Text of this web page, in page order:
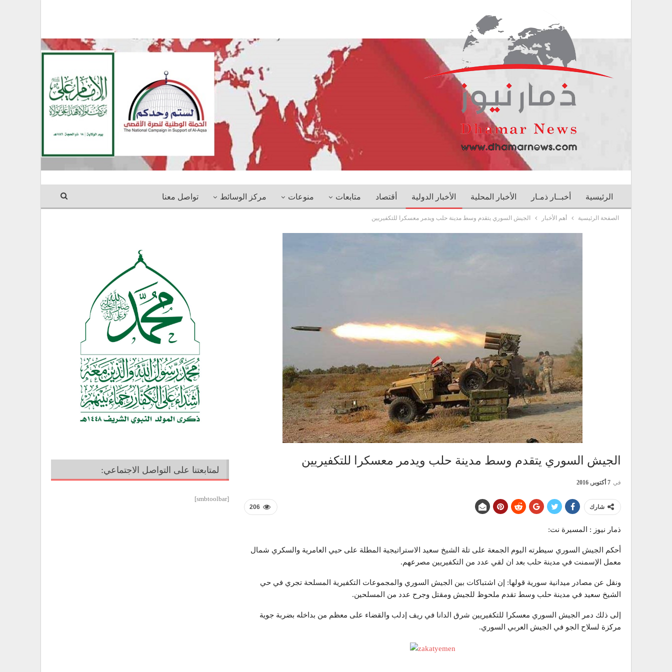
الرئيسية أخبــار ذمـار الأخبار المحلية الأخبار الدولية أقتصاد متابعات منوعات مركز الوسائط تواصل معنا
الصفحة الرئيسية أهم الأخبار الجيش السوري يتقدم وسط مدينة حلب ويدمر معسكرا للتكفيريين
الجيش السوري يتقدم وسط مدينة حلب ويدمر معسكرا للتكفيريين
في 7 أكتوبر, 2016
206 شارك
ذمار نيوز : المسيرة نت:
أحكم الجيش السوري سيطرته اليوم الجمعة على تلة الشيخ سعيد الاستراتيجية المطلة على حيي العامرية والسكري شمال
معمل الإسمنت في مدينة حلب بعد ان لقي عدد من التكفيريين مصرعهم.
ونقل عن مصادر ميدانية سورية قولها: إن اشتباكات بين الجيش السوري والمجموعات التكفيرية المسلحة تجري في حي
الشيخ سعيد في مدينة حلب وسط تقدم ملحوظ للجيش ومقتل وجرح عدد من المسلحين.
إلى ذلك دمر الجيش السوري معسكرا للتكفيريين شرق الدانا في ريف إدلب والقضاء على معظم من بداخله بضربة جوية
مركزة لسلاح الجو في الجيش العربي السوري.
لمتابعتنا على التواصل الاجتماعي:
[smbtoolbar]